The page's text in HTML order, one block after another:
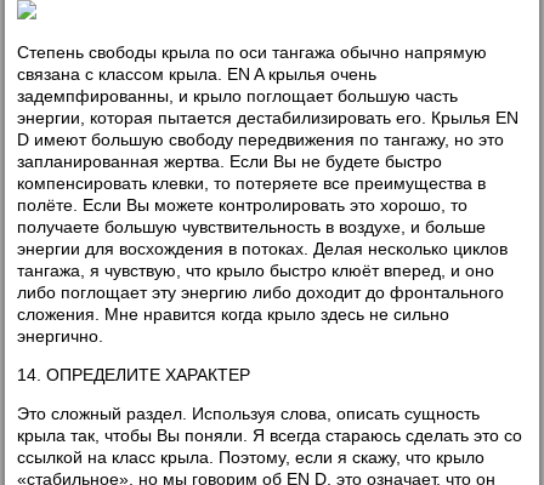
Степень свободы крыла по оси тангажа обычно напрямую
связана с классом крыла. EN A крылья очень
задемпфированны, и крыло поглощает большую часть
энергии, которая пытается дестабилизировать его. Крылья EN
D имеют большую свободу передвижения по тангажу, но это
запланированная жертва. Если Вы не будете быстро
компенсировать клевки, то потеряете все преимущества в
полёте. Если Вы можете контролировать это хорошо, то
получаете большую чувствительность в воздухе, и больше
энергии для восхождения в потоках. Делая несколько циклов
тангажа, я чувствую, что крыло быстро клюёт вперед, и оно
либо поглощает эту энергию либо доходит до фронтального
сложения. Мне нравится когда крыло здесь не сильно
энергично.
14. ОПРЕДЕЛИТЕ ХАРАКТЕР
Это сложный раздел. Используя слова, описать сущность
крыла так, чтобы Вы поняли. Я всегда стараюсь сделать это со
ссылкой на класс крыла. Поэтому, если я скажу, что крыло
«стабильное», но мы говорим об EN D, это означает, что он